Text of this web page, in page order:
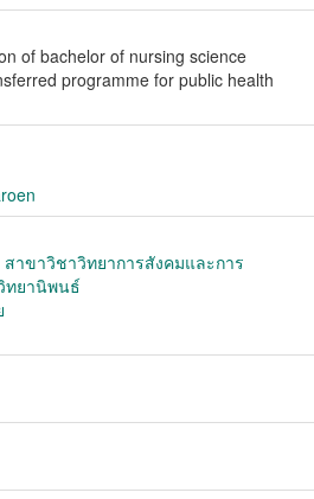
of bachelor of nursing science
programme for public health
าขาวิชาวิทยาการสังคมและการ
ทยานิพนธ์